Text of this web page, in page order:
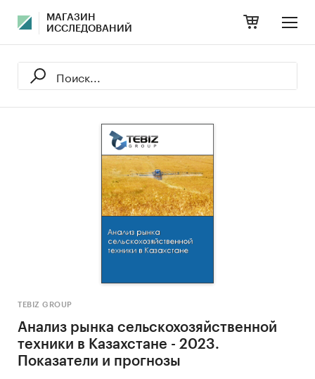
МАГАЗИН
ИССЛЕДОВАНИЙ
TEBIZ GROUP
Анализ рынка сельскохозяйственной
техники в Казахстане - 2023.
Показатели и прогнозы